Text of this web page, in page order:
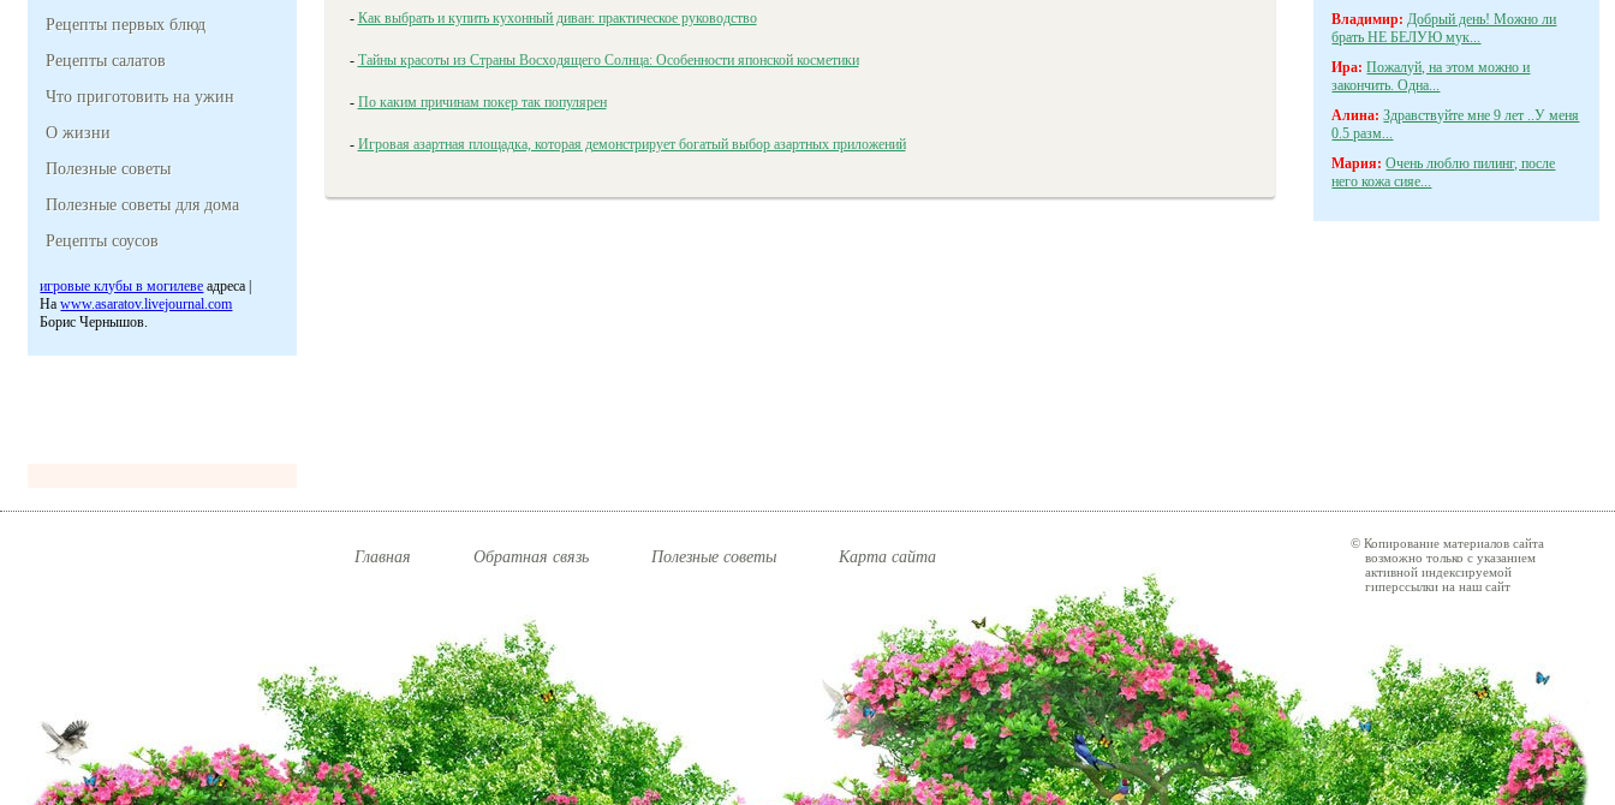
Рецепты первых блюд
Рецепты салатов
Что приготовить на ужин
О жизни
Полезные советы
Полезные советы для дома
Рецепты соусов
игровые клубы в могилеве адреса |
Наwww.asaratov.livejournal.com
Борис Чернышов.
- Как выбрать и купить кухонный диван: практическое руководство
- Тайны красоты из Страны Восходящего Солнца: Особенности японской косметики
- По каким причинам покер так популярен
- Игровая азартная площадка, которая демонстрирует богатый выбор азартных приложений
Владимир: Добрый день! Можно ли
брать НЕ БЕЛУЮ мук...
Ира: Пожалуй, на этом можно и
закончить. Одна...
Алина: Здравствуйте мне 9 лет ..У меня
0.5 разм...
Мария: Очень люблю пилинг, после
него кожа сияе...
Главная Обратная связь Полезные советы Карта сайта
© Копирование материалов сайта
возможно только с указанием
активной индексируемой
гиперссылки на наш сайт